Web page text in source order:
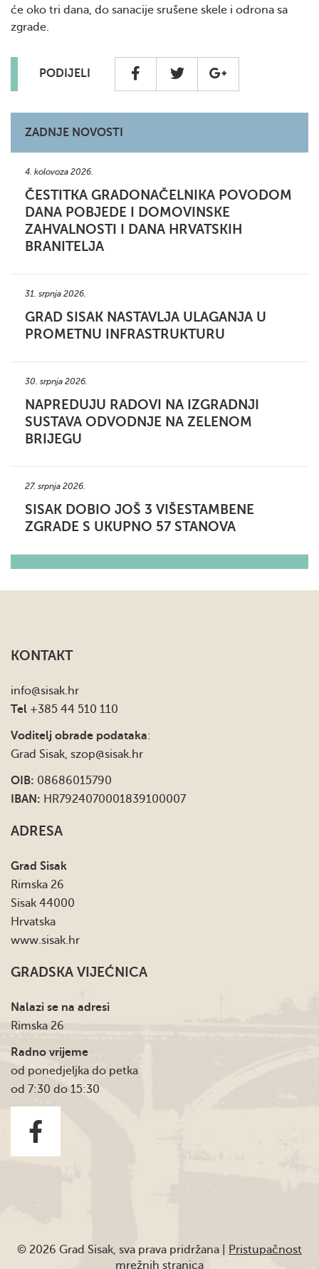
će oko tri dana, do sanacije srušene skele i odrona sa
zgrade.
PODIJELI
ZADNJE NOVOSTI
4. kolovoza 2026.
ČESTITKA GRADONAČELNIKA POVODOM
DANA POBJEDE I DOMOVINSKE
ZAHVALNOSTI I DANA HRVATSKIH
BRANITELJA
31. srpnja 2026.
GRAD SISAK NASTAVLJA ULAGANJA U
PROMETNU INFRASTRUKTURU
30. srpnja 2026.
NAPREDUJU RADOVI NA IZGRADNJI
SUSTAVA ODVODNJE NA ZELENOM
BRIJEGU
27. srpnja 2026.
SISAK DOBIO JOŠ 3 VIŠESTAMBENE
ZGRADE S UKUPNO 57 STANOVA
KONTAKT
info@sisak.hr
Tel +385 44 510 110
Voditelj obrade podataka:
Grad Sisak, szop@sisak.hr
OIB: 08686015790
IBAN: HR7924070001839100007
ADRESA
Grad Sisak
Rimska 26
Sisak 44000
Hrvatska
www.sisak.hr
GRADSKA VIJEĆNICA
Nalazi se na adresi
Rimska 26
Radno vrijeme
od ponedjeljka do petka
od 7:30 do 15:30
© 2026 Grad Sisak, sva prava pridržana |
Pristupačnost
mrežnih stranica